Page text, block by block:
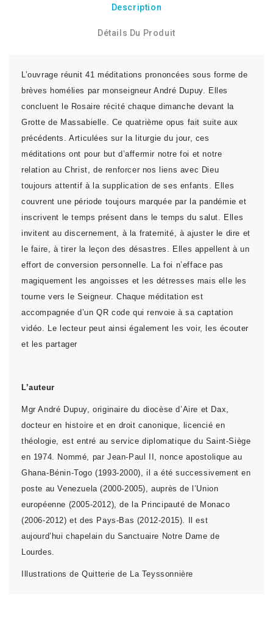
Description
Détails Du Produit
L’ouvrage réunit 41 méditations prononcées sous forme de
brèves homélies par monseigneur André Dupuy. Elles
concluent le Rosaire récité chaque dimanche devant la
Grotte de Massabielle. Ce quatrième opus fait suite aux
précédents. Articulées sur la liturgie du jour, ces
méditations ont pour but d’affermir notre foi et notre
relation au Christ, de renforcer nos liens avec Dieu
toujours attentif à la supplication de ses enfants. Elles
couvrent une période toujours marquée par la pandémie et
inscrivent le temps présent dans le temps du salut. Elles
invitent au discernement, à la fraternité, à ajuster le dire et
le faire, à tirer la leçon des désastres. Elles appellent à un
effort de conversion personnelle. La foi n’efface pas
magiquement les angoisses et les détresses mais elle les
tourne vers le Seigneur. Chaque méditation est
accompagnée d’un QR code qui renvoie à sa captation
vidéo. Le lecteur peut ainsi également les voir, les écouter
et les partager
L’auteur
Mgr André Dupuy, originaire du diocèse d’Aire et Dax,
docteur en histoire et en droit canonique, licencié en
théologie, est entré au service diplomatique du Saint-Siège
en 1974. Nommé, par Jean-Paul II, nonce apostolique au
Ghana-Bénin-Togo (1993-2000), il a été successivement en
poste au Venezuela (2000-2005), auprès de l’Union
européenne (2005-2012), de la Principauté de Monaco
(2006-2012) et des Pays-Bas (2012-2015). Il est
aujourd’hui chapelain du Sanctuaire Notre Dame de
Lourdes.
Illustrations de Quitterie de La Teyssonnière